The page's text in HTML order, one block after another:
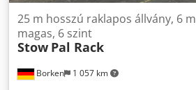
Borken 1 057 km
25 m hosszú raklapos állvány, 6 m
magas, 6 szint
Stow Pal Rack